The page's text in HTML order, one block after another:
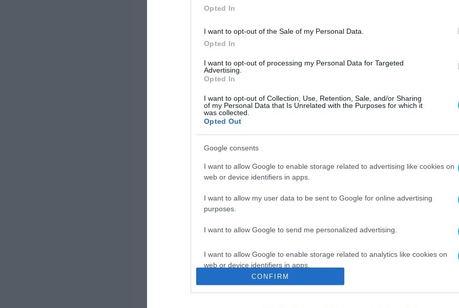
Opted In
I want to opt-out of the Sale of my Personal Data.
Opted In
I want to opt-out of processing my Personal Data for Targeted
Advertising.
Opted In
I want to opt-out of Collection, Use, Retention, Sale, and/or Sharing
of my Personal Data that Is Unrelated with the Purposes for which it
was collected.
Opted Out
Google consents
I want to allow Google to enable storage related to advertising like cookies on
web or device identifiers in apps.
I want to allow my user data to be sent to Google for online advertising
purposes.
I want to allow Google to send me personalized advertising.
I want to allow Google to enable storage related to analytics like cookies on
web or device identifiers in apps.
I want to allow Google to enable storage related to functionality of the website
CONFIRM